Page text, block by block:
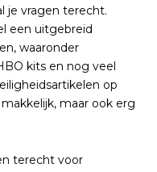
je vragen terecht.
een uitgebreid
waaronder
kits en nog veel
op
maar ook erg
terecht voor